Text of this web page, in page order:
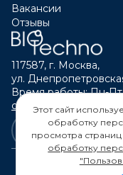
Этот сайт
обработку
просмотра страниц
обработку
Вакансии
Отзывы
117587, г. Москва,
ул.
Время работы: Пн-